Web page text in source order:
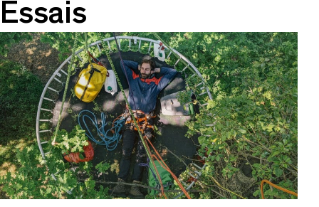
Une journée pour aller à la rencontre del’infinie
diversité des formes d’intelligence.
En partenariat avec Stereolux, dans le cadre des
Assemblées, un cycle de rendez-vous imaginé par le
TU pour fabriquer ensemble unmonde plus
désirable.
Découvrir le programme de la journée
Essais